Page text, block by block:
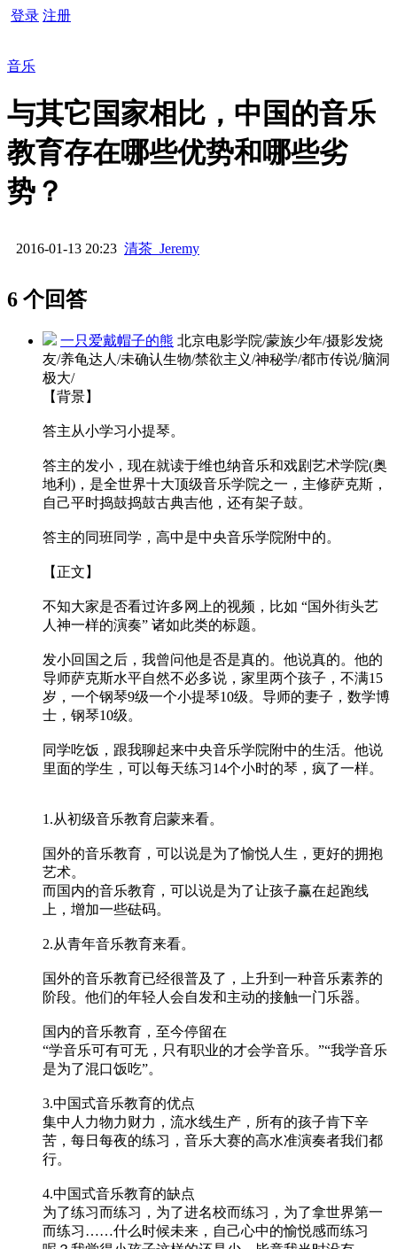
登录 注册
音乐
与其它国家相比，中国的音乐
教育存在哪些优势和哪些劣
势？
2016-01-13 20:23 清茶_Jeremy
6 个回答
一只爱戴帽子的熊 北京电影学院/蒙族少年/摄影发烧
友/养龟达人/未确认生物/禁欲主义/神秘学/都市传说/脑洞
极大/
【背景】
答主从小学习小提琴。
答主的发小，现在就读于维也纳音乐和戏剧艺术学院(奥
地利)，是全世界十大顶级音乐学院之一，主修萨克斯，
自己平时捣鼓捣鼓古典吉他，还有架子鼓。
答主的同班同学，高中是中央音乐学院附中的。
【正文】
不知大家是否看过许多网上的视频，比如 “国外街头艺
人神一样的演奏” 诸如此类的标题。
发小回国之后，我曾问他是否是真的。他说真的。他的
导师萨克斯水平自然不必多说，家里两个孩子，不满15
岁，一个钢琴9级一个小提琴10级。导师的妻子，数学博
士，钢琴10级。
同学吃饭，跟我聊起来中央音乐学院附中的生活。他说
里面的学生，可以每天练习14个小时的琴，疯了一样。
1.从初级音乐教育启蒙来看。
国外的音乐教育，可以说是为了愉悦人生，更好的拥抱
艺术。
而国内的音乐教育，可以说是为了让孩子赢在起跑线
上，增加一些砝码。
2.从青年音乐教育来看。
国外的音乐教育已经很普及了，上升到一种音乐素养的
阶段。他们的年轻人会自发和主动的接触一门乐器。
国内的音乐教育，至今停留在
“学音乐可有可无，只有职业的才会学音乐。”“我学音乐
是为了混口饭吃”。
3.中国式音乐教育的优点
集中人力物力财力，流水线生产，所有的孩子肯下辛
苦，每日每夜的练习，音乐大赛的高水准演奏者我们都
行。
4.中国式音乐教育的缺点
为了练习而练习，为了进名校而练习，为了拿世界第一
而练习……什么时候未来，自己心中的愉悦感而练习